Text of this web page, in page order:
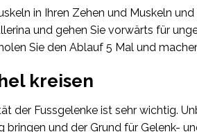
in Ihren Zehen und Muskeln
und gehen Sie vorwärts für
Sie den Ablauf 5 Mal und
kreisen
der Fussgelenke ist sehr wichtig.
bringen und der Grund für Gelenk-